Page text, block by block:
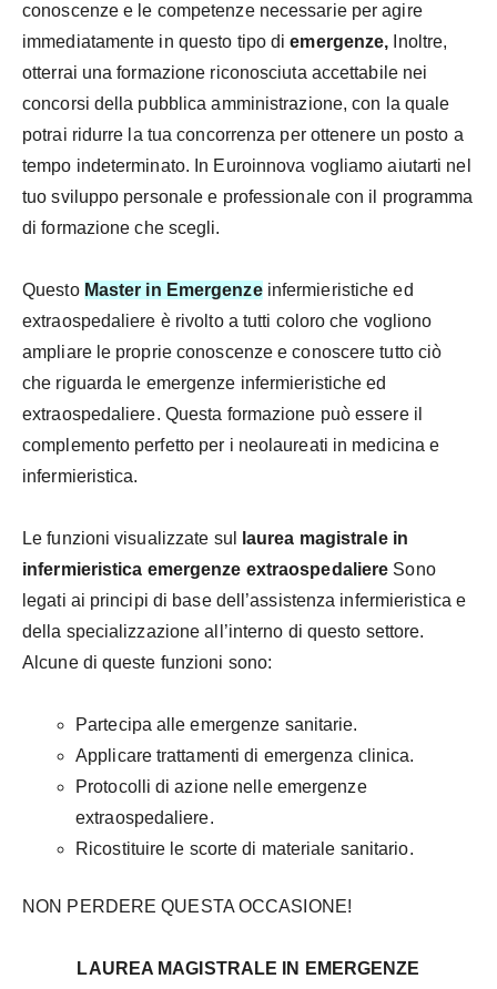
conoscenze e le competenze necessarie per agire
immediatamente in questo tipo di emergenze, Inoltre,
otterrai una formazione riconosciuta accettabile nei
concorsi della pubblica amministrazione, con la quale
potrai ridurre la tua concorrenza per ottenere un posto a
tempo indeterminato. In Euroinnova vogliamo aiutarti nel
tuo sviluppo personale e professionale con il programma
di formazione che scegli.
Questo Master in Emergenzeinfermieristiche ed
extraospedaliere è rivolto a tutti coloro che vogliono
ampliare le proprie conoscenze e conoscere tutto ciò
che riguarda le emergenze infermieristiche ed
extraospedaliere. Questa formazione può essere il
complemento perfetto per i neolaureati in medicina e
infermieristica.
Le funzioni visualizzate sul
laurea magistrale in
infermieristica emergenze extraospedaliere Sono
legati ai principi di base dell’assistenza infermieristica e
della specializzazione all’interno di questo settore.
Alcune di queste funzioni sono:
Partecipa alle emergenze sanitarie.
Applicare trattamenti di emergenza clinica.
Protocolli di azione nelle emergenze
extraospedaliere.
Ricostituire le scorte di materiale sanitario.
NON PERDERE QUESTA OCCASIONE!
LAUREA MAGISTRALE IN EMERGENZE